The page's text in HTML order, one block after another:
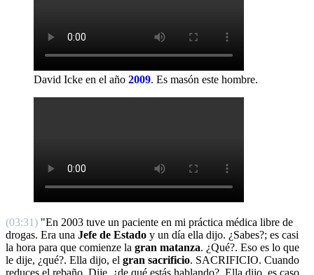
David Icke en el año 2009. Es masón este hombre.
(03:31) "En 2003 tuve un paciente en mi práctica médica libre de
drogas. Era una Jefe de Estado y un día ella dijo. ¿Sabes?; es casi
la hora para que comienze la gran matanza. ¿Qué?. Eso es lo que
le dije, ¿qué?. Ella dijo, el gran sacrificio. SACRIFICIO. Cuando
reduces el rebaño. Dije, ¿de qué estás hablando?. Ella dijo, es caso